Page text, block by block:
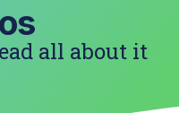
all about it